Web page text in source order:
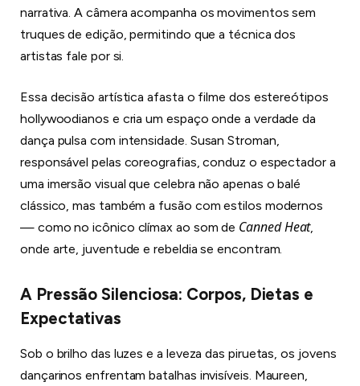
narrativa. A câmera acompanha os movimentos sem
truques de edição, permitindo que a técnica dos
artistas fale por si.
Essa decisão artística afasta o filme dos estereótipos
hollywoodianos e cria um espaço onde a verdade da
dança pulsa com intensidade. Susan Stroman,
responsável pelas coreografias, conduz o espectador a
uma imersão visual que celebra não apenas o balé
clássico, mas também a fusão com estilos modernos
— como no icônico clímax ao som de Canned Heat,
onde arte, juventude e rebeldia se encontram.
A Pressão Silenciosa: Corpos, Dietas e
Expectativas
Sob o brilho das luzes e a leveza das piruetas, os jovens
dançarinos enfrentam batalhas invisíveis. Maureen,